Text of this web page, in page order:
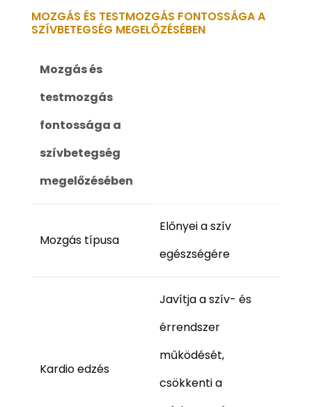
MOZGÁS ÉS TESTMOZGÁS FONTOSSÁGA A
SZÍVBETEGSÉG MEGELŐZÉSÉBEN
Mozgás és
testmozgás
fontossága a
szívbetegség
megelőzésében
Mozgás típusa
Előnyei a szív
egészségére
Kardio edzés
Javítja a szív- és
érrendszer
működését,
csökkenti a